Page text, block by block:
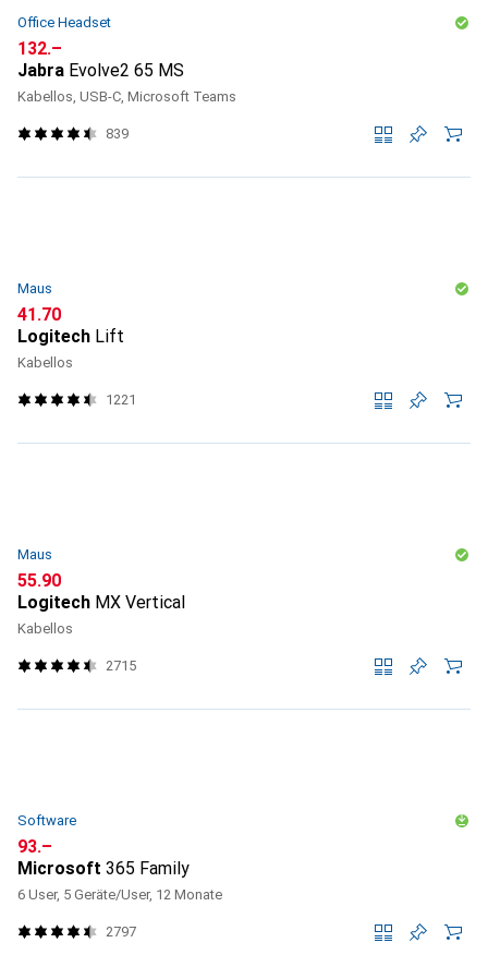
Office Headset
CHF
132.–
Jabra Evolve2 65 MS
Kabellos, USB-C, Microsoft Teams
839
Maus
CHF
41.70
Logitech Lift
Kabellos
1221
Maus
CHF
55.90
Logitech MX Vertical
Kabellos
2715
Software
CHF
93.–
Microsoft 365 Family
6 User, 5 Geräte/User, 12 Monate
2797